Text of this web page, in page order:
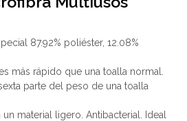
87.92% poliéster, 12.08%
más rápido que una toalla normal.
parte del peso de una toalla
material ligero. Antibacterial. Ideal